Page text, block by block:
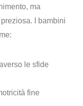
ma
I bambini
le sfide
fine